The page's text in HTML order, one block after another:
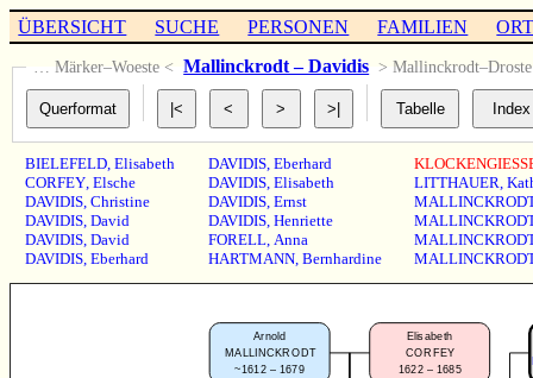
ÜBERSICHT SUCHE PERSONEN FAMILIEN
… Märker–Woeste < Mallinckrodt – Davidis >
BIELEFELD,Elisabeth
CORFEY,Elsche
DAVIDIS,Christine
DAVIDIS,David
DAVIDIS,David
DAVIDIS,Eberhard
DAVIDIS, Eberhard
DAVIDIS, Elisabeth
DAVIDIS, Ernst
DAVIDIS, Henriette
FORELL, Anna
HARTMANN, Bernhardine
LITTHAUER,
Arnold
MALLINCKRODT
~1612 – 1679
Elisabeth
CORFEY
1622 – 1685